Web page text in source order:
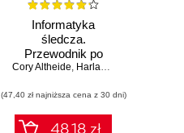
Informatyka
śledcza.
Przewodnik po
narzędziach open
Cory Altheide, Harlan Carvey
(47,40 zł najniższa cena z 30 dni)
48.18 zł